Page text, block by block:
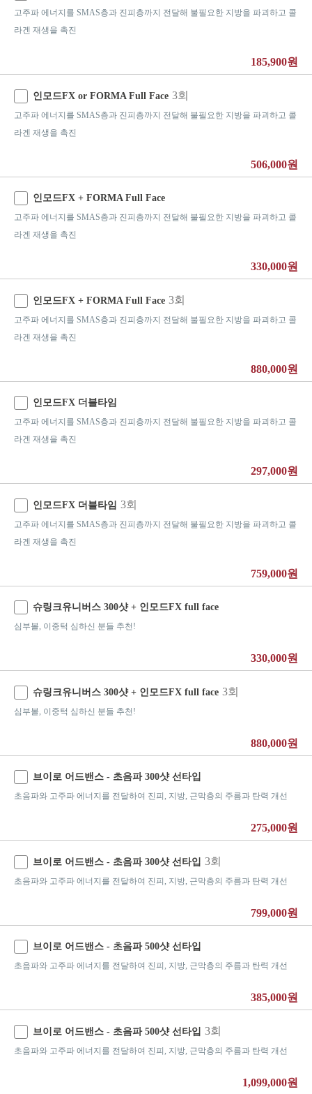
고주파 에너지를 SMAS층과 진피층까지 전달해 불필요한 지방을 파괴하고 콜
라겐 재생을 촉진
185,900원
인모드FX or FORMA Full Face 3회
고주파 에너지를 SMAS층과 진피층까지 전달해 불필요한 지방을 파괴하고 콜
라겐 재생을 촉진
506,000원
인모드FX + FORMA Full Face
고주파 에너지를 SMAS층과 진피층까지 전달해 불필요한 지방을 파괴하고 콜
라겐 재생을 촉진
330,000원
인모드FX + FORMA Full Face 3회
고주파 에너지를 SMAS층과 진피층까지 전달해 불필요한 지방을 파괴하고 콜
라겐 재생을 촉진
880,000원
인모드FX 더블타임
고주파 에너지를 SMAS층과 진피층까지 전달해 불필요한 지방을 파괴하고 콜
라겐 재생을 촉진
297,000원
인모드FX 더블타임 3회
고주파 에너지를 SMAS층과 진피층까지 전달해 불필요한 지방을 파괴하고 콜
라겐 재생을 촉진
759,000원
슈링크유니버스 300샷 + 인모드FX full face
심부볼, 이중턱 심하신 분들 추천!
330,000원
슈링크유니버스 300샷 + 인모드FX full face 3회
심부볼, 이중턱 심하신 분들 추천!
880,000원
브이로 어드밴스 - 초음파 300샷 선타입
초음파와 고주파 에너지를 전달하여 진피, 지방, 근막층의 주름과 탄력 개선
275,000원
브이로 어드밴스 - 초음파 300샷 선타입 3회
초음파와 고주파 에너지를 전달하여 진피, 지방, 근막층의 주름과 탄력 개선
799,000원
브이로 어드밴스 - 초음파 500샷 선타입
초음파와 고주파 에너지를 전달하여 진피, 지방, 근막층의 주름과 탄력 개선
385,000원
브이로 어드밴스 - 초음파 500샷 선타입 3회
초음파와 고주파 에너지를 전달하여 진피, 지방, 근막층의 주름과 탄력 개선
1,099,000원